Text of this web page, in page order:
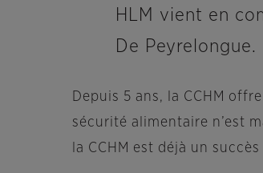
HLM vient en
De Peyrelongue.
Depuis 5 ans, la CCHM
sécurité alimentaire n’est
la CCHM est déjà un